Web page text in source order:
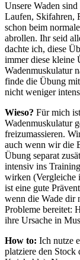
Unsere Waden
Laufen, Skifahren,
schon beim
abrollen. Ihr seid
dachte ich, diese
immer diese kleine
Wadenmuskulatur
finde die Übung
nicht weniger
Wieso? Für mich
Wadenmuskulatur
freizumassieren.
auch wenn wir die
Übung separat
intensiv ins
wirken (Vergleiche
ist eine gute
wenn die Wade dir
Probleme bereitet:
ihre Ursache in
How to: Ich nutze
platziere den Stock